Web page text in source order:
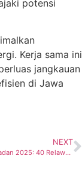
potensi
Kerja sama ini
jangkauan
di Jawa
NEXT
Sobat Aksi Ramadan 2025: 40 Relawan Pertamina Hadir Bersihkan Masjid di Jakarta Barat